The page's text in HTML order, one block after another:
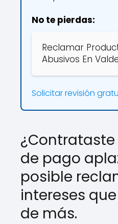
No te pierdas:
Reclamar
Abusivos En
Solicitar revisión
de pago
posible
intereses
de más.